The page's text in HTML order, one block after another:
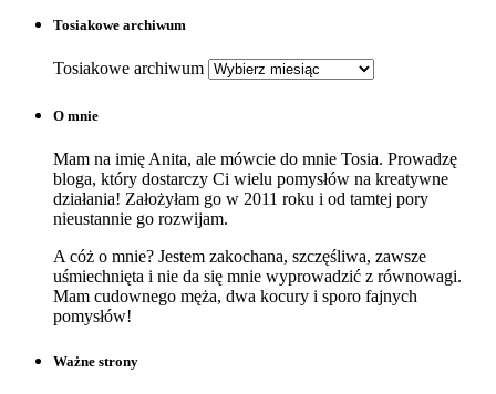
Tosiakowe archiwum
Tosiakowe archiwum
O mnie
Mam na imię Anita, ale mówcie do mnie Tosia. Prowadzę
bloga, który dostarczy Ci wielu pomysłów na kreatywne
działania! Założyłam go w 2011 roku i od tamtej pory
nieustannie go rozwijam.
A cóż o mnie? Jestem zakochana, szczęśliwa, zawsze
uśmiechnięta i nie da się mnie wyprowadzić z równowagi.
Mam cudownego męża, dwa kocury i sporo fajnych
pomysłów!
Ważne strony